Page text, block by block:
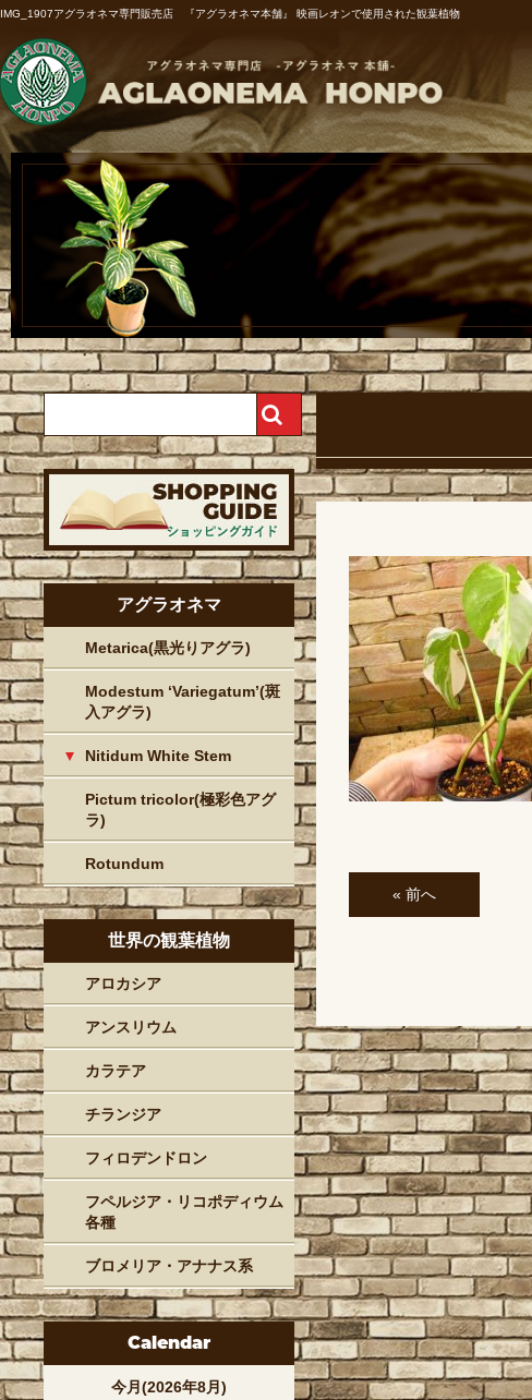
IMG_1907アグラオネマ専門販売店 『アグラオネマ本舗』 映画レオンで使用された観葉植物
« 前へ
アグラオネマ
Metarica(黒光りアグラ)
Modestum ‘Variegatum’(斑
入アグラ)
Nitidum White Stem
Pictum tricolor(極彩色アグ
ラ)
Rotundum
世界の観葉植物
アロカシア
アンスリウム
カラテア
チランジア
フィロデンドロン
フペルジア・リコポディウム
各種
ブロメリア・アナナス系
Calendar
今月(2026年8月)